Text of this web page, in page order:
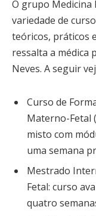
O grupo Medicina
variedade de
teóricos, práticos
ressalta a médica
Neves. A seguir
Curso de
Materno-Fetal
misto com
uma semana
Mestrado
Fetal: curso
quatro